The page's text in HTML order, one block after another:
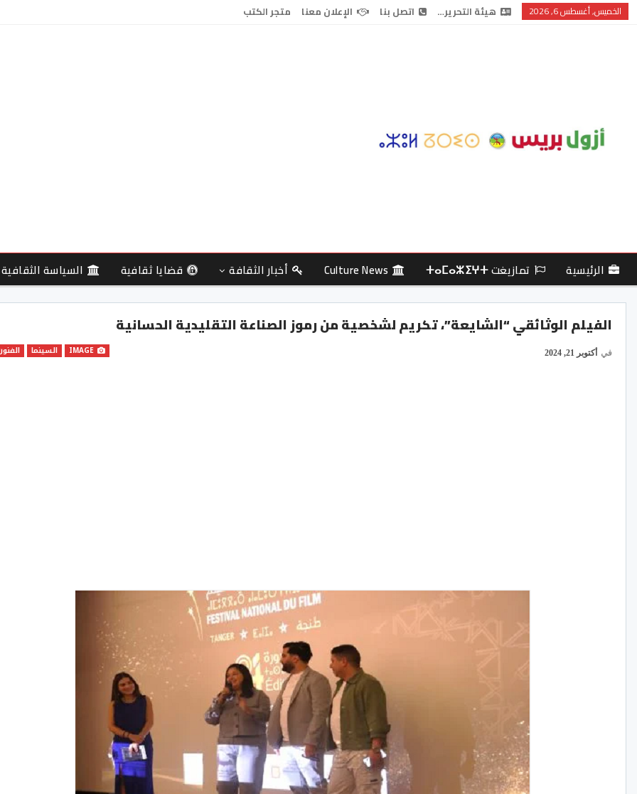
الخميس, أغسطس 6, 2026 هيئة التحرير… اتصل بنا الإعلان معنا متجر الكتب
الرئيسية تمازيغت ⵜⴰⵎⴰⵣⵉⵖⵜ Culture News أخبار الثقافة قضايا ثقافية السياسة الثقافية
الفيلم الوثائقي “الشايعة”، تكريم لشخصية من رموز الصناعة التقليدية الحسانية
السينما في أكتوبر 21, 2024